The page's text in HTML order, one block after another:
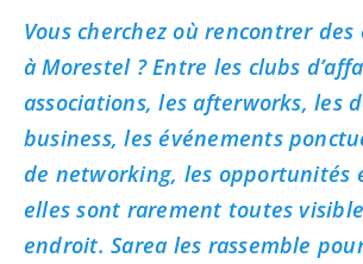
Vous cherchez où rencontrer
à Morestel ? Entre les clubs
associations, les afterworks, les
business, les événements
de networking, les opportunités
elles sont rarement toutes
endroit. Sarea les rassemble